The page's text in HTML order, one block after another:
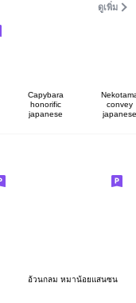
ดูเพิ่ม
Capybara
honorific
japanese
convey
japanese
อ้วนกลม หมาน้อยแสนซน